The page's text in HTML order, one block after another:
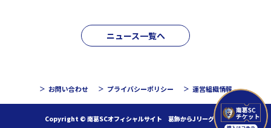
ニュース一覧へ
お問い合わせ プライバシーポリシー 運営組織情報
Copyright © 南葛SCオフィシャルサイト 葛飾からJリーグへ！